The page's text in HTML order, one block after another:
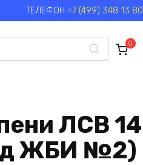
ТЕЛЕФОН +7 (499) 348 13 80
0
ЛСВ 14
ЖБИ №2)